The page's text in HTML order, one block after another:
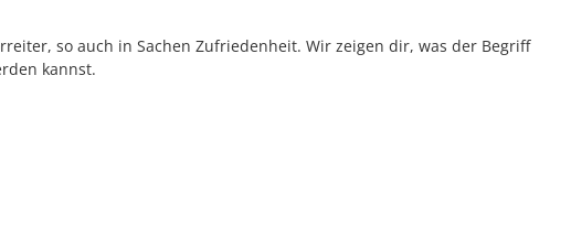
so auch in Sachen Zufriedenheit. Wir zeigen dir, was der Begriff
kannst.